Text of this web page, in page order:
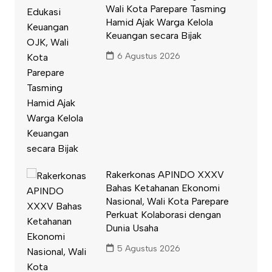
Wali Kota Parepare Tasming
Hamid Ajak Warga Kelola
Keuangan secara Bijak
6 Agustus 2026
Rakerkonas APINDO XXXV
Bahas Ketahanan Ekonomi
Nasional, Wali Kota Parepare
Perkuat Kolaborasi dengan
Dunia Usaha
5 Agustus 2026